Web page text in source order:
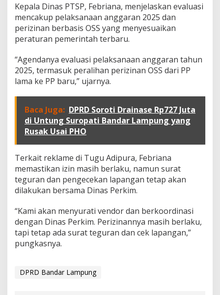
Kepala Dinas PTSP, Febriana, menjelaskan evaluasi
mencakup pelaksanaan anggaran 2025 dan
perizinan berbasis OSS yang menyesuaikan
peraturan pemerintah terbaru.
“Agendanya evaluasi pelaksanaan anggaran tahun
2025, termasuk peralihan perizinan OSS dari PP
lama ke PP baru,” ujarnya.
Baca Juga: DPRD Soroti Drainase Rp727 Juta
di Untung Suropati Bandar Lampung yang
Rusak Usai PHO
Terkait reklame di Tugu Adipura, Febriana
memastikan izin masih berlaku, namun surat
teguran dan pengecekan lapangan tetap akan
dilakukan bersama Dinas Perkim.
“Kami akan menyurati vendor dan berkoordinasi
dengan Dinas Perkim. Perizinannya masih berlaku,
tapi tetap ada surat teguran dan cek lapangan,”
pungkasnya.
DPRD Bandar Lampung